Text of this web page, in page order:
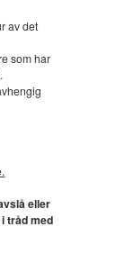
av det
som har
eller
tråd med